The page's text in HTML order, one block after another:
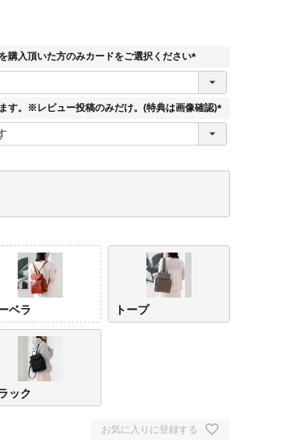
購入頂いた方のみカードをご選択ください
(
須
す。※レビュー投稿のみだけ。(特典は画像確認)
(
)
ベラ トープ
ック
お気に入りに登録する